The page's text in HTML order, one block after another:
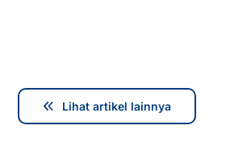
Lihat artikel lainnya